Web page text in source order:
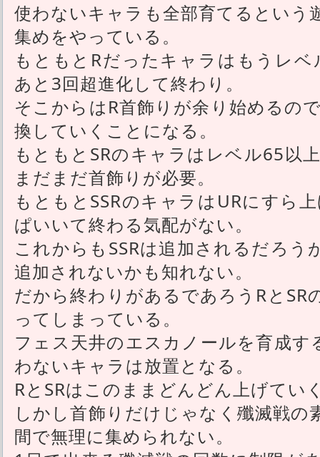
使わないキャラも全部育てるという
集めをやっている。
もともとRだったキャラはもうレ
あと3回超進化して終わり。
そこからはR首飾りが余り始めるの
換していくことになる。
もともとSRのキャラはレベル65以
まだまだ首飾りが必要。
もともとSSRのキャラはURにすら
ぱいいて終わる気配がない。
これからもSSRは追加されるだろう
追加されないかも知れない。
だから終わりがあるであろうRとSR
ってしまっている。
フェス天井のエスカノールを育成す
わないキャラは放置となる。
RとSRはこのままどんどん上げてい
しかし首飾りだけじゃなく殲滅戦の
間で無理に集められない。